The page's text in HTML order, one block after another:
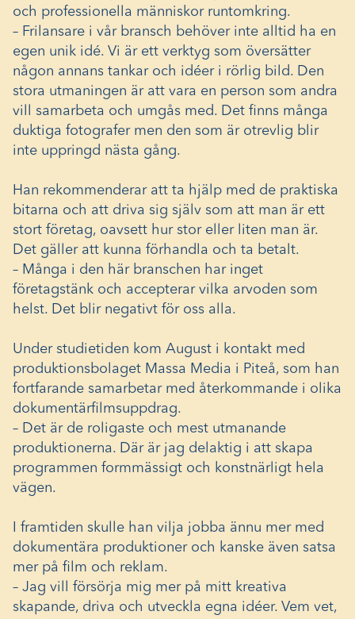
och professionella människor runtomkring.
– Frilansare i vår bransch behöver inte alltid ha en
egen unik idé. Vi är ett verktyg som översätter
någon annans tankar och idéer i rörlig bild. Den
stora utmaningen är att vara en person som andra
vill samarbeta och umgås med. Det finns många
duktiga fotografer men den som är otrevlig blir
inte uppringd nästa gång.
Han rekommenderar att ta hjälp med de praktiska
bitarna och att driva sig själv som att man är ett
stort företag, oavsett hur stor eller liten man är.
Det gäller att kunna förhandla och ta betalt.
– Många i den här branschen har inget
företagstänk och accepterar vilka arvoden som
helst. Det blir negativt för oss alla.
Under studietiden kom August i kontakt med
produktionsbolaget Massa Media i Piteå, som han
fortfarande samarbetar med återkommande i olika
dokumentärfilmsuppdrag.
– Det är de roligaste och mest utmanande
produktionerna. Där är jag delaktig i att skapa
programmen formmässigt och konstnärligt hela
vägen.
I framtiden skulle han vilja jobba ännu mer med
dokumentära produktioner och kanske även satsa
mer på film och reklam.
– Jag vill försörja mig mer på mitt kreativa
skapande, driva och utveckla egna idéer. Vem vet,